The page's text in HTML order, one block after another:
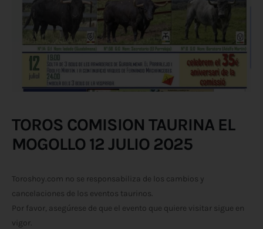
TOROS COMISION TAURINA EL
MOGOLLO 12 JULIO 2025
Toroshoy.com no se responsabiliza de los cambios y
cancelaciones de los eventos taurinos.
Por favor, asegúrese de que el evento que quiere visitar sigue en
vigor.